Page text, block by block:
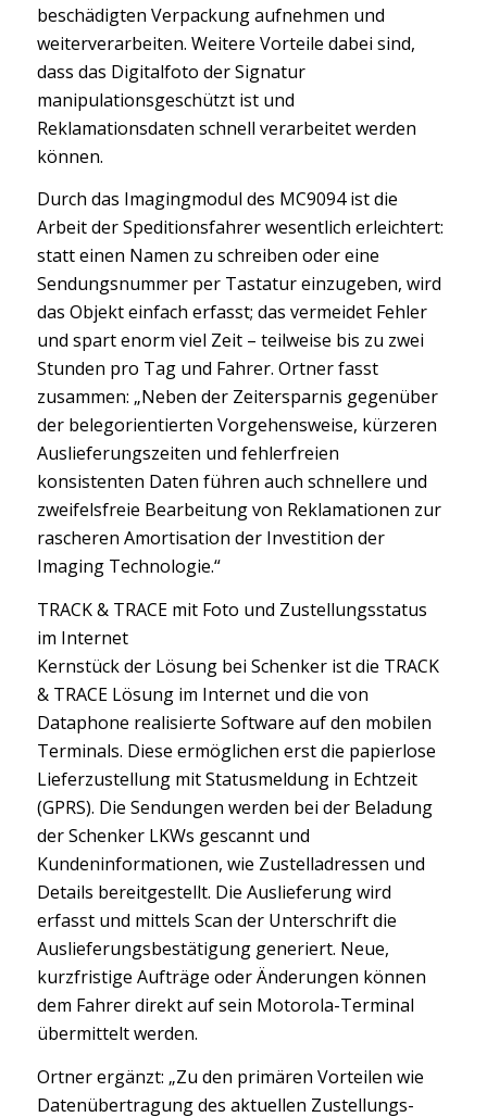
beschädigten Verpackung aufnehmen und
weiterverarbeiten. Weitere Vorteile dabei sind,
dass das Digitalfoto der Signatur
manipulationsgeschützt ist und
Reklamationsdaten schnell verarbeitet werden
können.
Durch das Imagingmodul des MC9094 ist die
Arbeit der Speditionsfahrer wesentlich erleichtert:
statt einen Namen zu schreiben oder eine
Sendungsnummer per Tastatur einzugeben, wird
das Objekt einfach erfasst; das vermeidet Fehler
und spart enorm viel Zeit – teilweise bis zu zwei
Stunden pro Tag und Fahrer. Ortner fasst
zusammen: „Neben der Zeitersparnis gegenüber
der belegorientierten Vorgehensweise, kürzeren
Auslieferungszeiten und fehlerfreien
konsistenten Daten führen auch schnellere und
zweifelsfreie Bearbeitung von Reklamationen zur
rascheren Amortisation der Investition der
Imaging Technologie.“
TRACK & TRACE mit Foto und Zustellungsstatus
im Internet
Kernstück der Lösung bei Schenker ist die TRACK
& TRACE Lösung im Internet und die von
Dataphone realisierte Software auf den mobilen
Terminals. Diese ermöglichen erst die papierlose
Lieferzustellung mit Statusmeldung in Echtzeit
(GPRS). Die Sendungen werden bei der Beladung
der Schenker LKWs gescannt und
Kundeninformationen, wie Zustelladressen und
Details bereitgestellt. Die Auslieferung wird
erfasst und mittels Scan der Unterschrift die
Auslieferungsbestätigung generiert. Neue,
kurzfristige Aufträge oder Änderungen können
dem Fahrer direkt auf sein Motorola-Terminal
übermittelt werden.
Ortner ergänzt: „Zu den primären Vorteilen wie
Datenübertragung des aktuellen Zustellungs-